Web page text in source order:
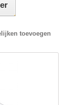
toevoegen